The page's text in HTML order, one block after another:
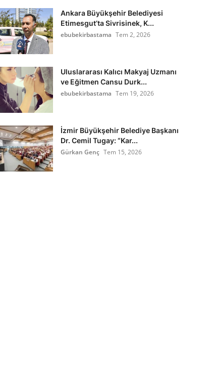
Ankara Büyükşehir Belediyesi
Etimesgut’ta Sivrisinek, K...
ebubekirbastama Tem 2, 2026
Uluslararası Kalıcı Makyaj Uzmanı
ve Eğitmen Cansu Durk...
ebubekirbastama Tem 19, 2026
İzmir Büyükşehir Belediye Başkanı
Dr. Cemil Tugay: “Kar...
Gürkan Genç Tem 15, 2026